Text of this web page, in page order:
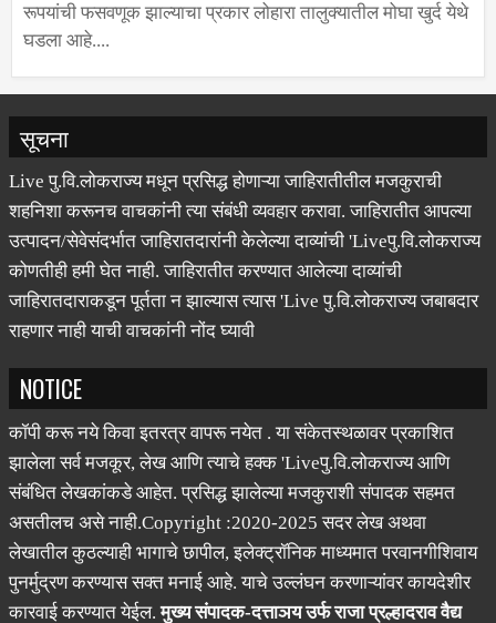
रूपयांची फसवणूक झाल्याचा प्रकार लोहारा तालुक्यातील मोघा खुर्द येथे
घडला आहे....
सूचना
Live पु.वि.लोकराज्य मधून प्रसिद्ध होणाऱ्या जाहिरातीतील मजकुराची
शहनिशा करूनच वाचकांनी त्या संबंधी व्यवहार करावा. जाहिरातीत आपल्या
उत्पादन/सेवेसंदर्भात जाहिरातदारांनी केलेल्या दाव्यांची 'Liveपु.वि.लोकराज्य
कोणतीही हमी घेत नाही. जाहिरातीत करण्यात आलेल्या दाव्यांची
जाहिरातदाराकडून पूर्तता न झाल्यास त्यास 'Live पु.वि.लोकराज्य जबाबदार
राहणार नाही याची वाचकांनी नोंद घ्यावी
NOTICE
कॉपी करू नये किवा इतरत्र वापरू नयेत . या संकेतस्थळावर प्रकाशित
झालेला सर्व मजकूर, लेख आणि त्याचे हक्क 'Liveपु.वि.लोकराज्य आणि
संबंधित लेखकांकडे आहेत. प्रसिद्ध झालेल्या मजकुराशी संपादक सहमत
असतीलच असे नाही.Copyright :2020-2025 सदर लेख अथवा
लेखातील कुठल्याही भागाचे छापील, इलेक्ट्रॉनिक माध्यमात परवानगीशिवाय
पुनर्मुद्रण करण्यास सक्त मनाई आहे. याचे उल्लंघन करणाऱ्यांवर कायदेशीर
कारवाई करण्यात येईल.मुख्य संपादक-दत्ताञय उर्फ राजा प्रल्हादराव वैद्य